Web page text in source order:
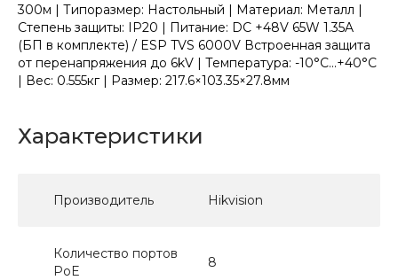
300м | Типоразмер: Настольный | Материал: Металл |
Степень защиты: IP20 | Питание: DC +48V 65W 1.35A
(БП в комплекте) / ESP TVS 6000V Встроенная защита
от перенапряжения до 6kV | Температура: -10°C...+40°C
| Вес: 0.555кг | Размер: 217.6×103.35×27.8мм
Характеристики
Производитель Hikvision
Количество портов
PoE
8